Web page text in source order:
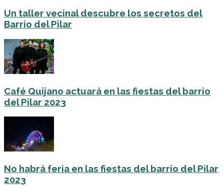
Un taller vecinal descubre los secretos del
Barrio del Pilar
Café Quijano actuará en las fiestas del barrio
del Pilar 2023
No habrá feria en las fiestas del barrio del Pilar
2023